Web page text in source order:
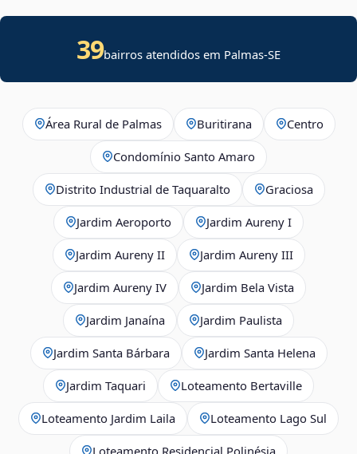
39bairros atendidos em Palmas-SE
Área Rural de Palmas Buritirana Centro
Condomínio Santo Amaro
Distrito Industrial de Taquaralto Graciosa
Jardim Aeroporto Jardim Aureny I
Jardim Aureny II Jardim Aureny III
Jardim Aureny IV Jardim Bela Vista
Jardim Janaína Jardim Paulista
Jardim Santa Bárbara Jardim Santa Helena
Jardim Taquari Loteamento Bertaville
Loteamento Jardim Laila Loteamento Lago Sul
Loteamento Residencial Polinésia